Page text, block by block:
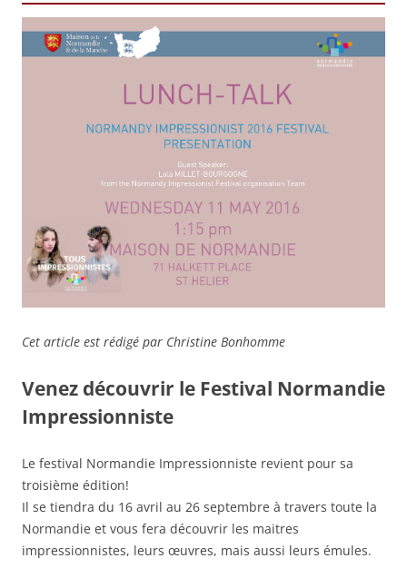
Cet article est rédigé par Christine Bonhomme
Venez découvrir le Festival Normandie
Impressionniste
Le festival Normandie Impressionniste revient pour sa
troisième édition!
Il se tiendra du 16 avril au 26 septembre à travers toute la
Normandie et vous fera découvrir les maitres
impressionnistes, leurs œuvres, mais aussi leurs émules.